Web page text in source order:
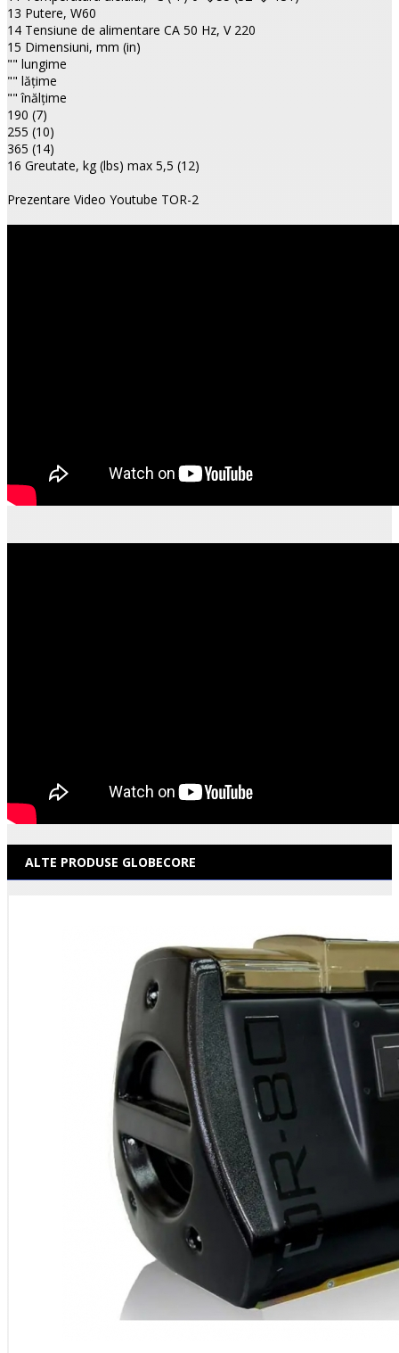
13 Putere, W60
14 Tensiune de alimentare CA 50 Hz, V 220
15 Dimensiuni, mm (in)
"" lungime
"" lăţime
"" înălţime
190 (7)
255 (10)
365 (14)
16 Greutate, kg (lbs) max 5,5 (12)
Prezentare Video Youtube TOR-2
ALTE PRODUSE GLOBECORE